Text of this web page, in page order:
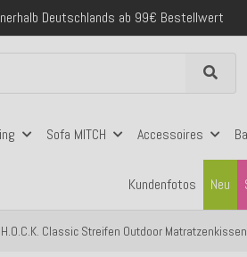
versendete Bestellungen
Klarna, PayPal & Amazon Pay
Sofa MITCH Accessoires
Kundenfotos Neu
H.O.C.K. Classic Streifen Outdoor